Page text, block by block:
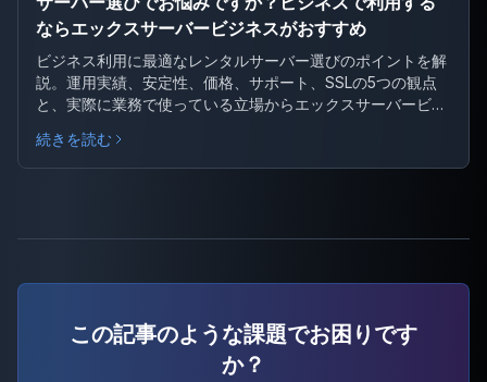
ならエックスサーバービジネスがおすすめ
ビジネス利用に最適なレンタルサーバー選びのポイントを解
説。運用実績、安定性、価格、サポート、SSLの5つの観点
と、実際に業務で使っている立場からエックスサーバービジ
続きを読む
この記事のような課題でお困りです
か？